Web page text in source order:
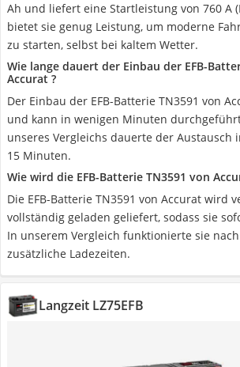
Ah und liefert eine Startleistung von 760 A
bietet sie genug Leistung, um moderne
zu starten, selbst bei kaltem Wetter.
Wie lange dauert der Einbau der EFB-
Accurat ?
Der Einbau der EFB-Batterie TN3591 von
und kann in wenigen Minuten
unseres Vergleichs dauerte der Austausch
15 Minuten.
Wie wird die EFB-Batterie TN3591 von
Die EFB-Batterie TN3591 von Accurat wird
vollständig geladen geliefert, sodass sie
In unserem Vergleich funktionierte sie
zusätzliche Ladezeiten.
Langzeit LZ75EFB